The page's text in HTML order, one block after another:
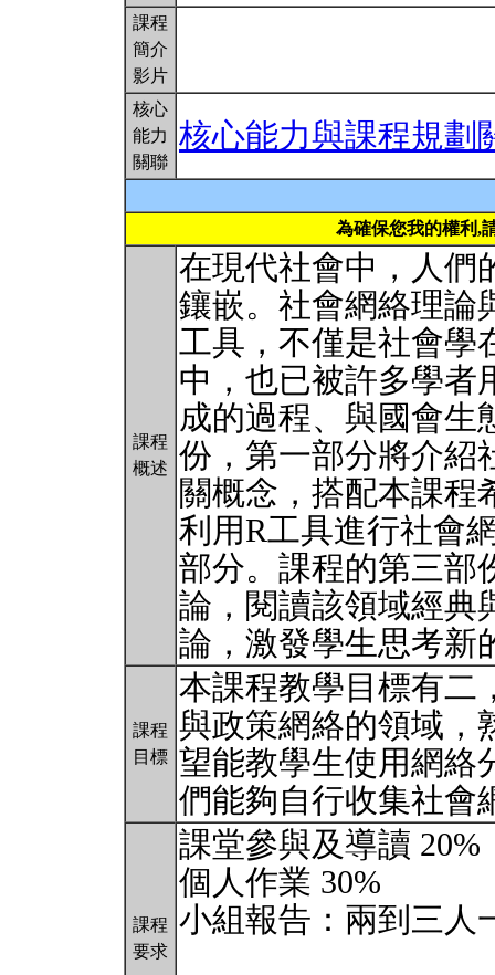
課程
簡介
影片
核心
能力
關聯
核心能力與課程規劃
為確保您我的權利,
課程
概述
在現代社會中，人們
鑲嵌。社會網絡理論
工具，不僅是社會學
中，也已被許多學者
成的過程、與國會生
份，第一部分將介紹
關概念，搭配本課程
利用R工具進行社會
部分。課程的第三部
論，閱讀該領域經典
論，激發學生思考
課程
目標
本課程教學目標有二
與政策網絡的領域，
望能教學生使用網絡
們能夠自行收集社會
課程
要求
課堂參與及導讀 20%
個人作業 30%
小組報告：兩到三人